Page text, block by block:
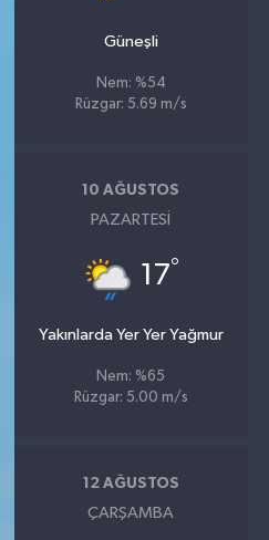
Güneşli
Nem: %54
Rüzgar: 5.69 m/s
10 AĞUSTOS
PAZARTESI
17°
Yakınlarda Yer Yer Yağmur
Nem: %65
Rüzgar: 5.00 m/s
12 AĞUSTOS
ÇARŞAMBA